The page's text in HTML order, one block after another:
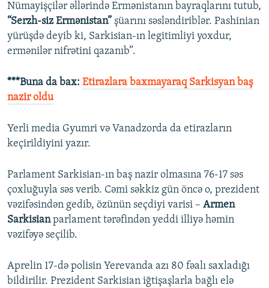
Nümayişçilər əllərində Ermənistanın bayraqlarını tutub,
“Serzh-siz Ermənistan” şüarını səsləndiriblər. Pashinian
yürüşdə deyib ki, Sarkisian-ın legitimliyi yoxdur,
ermənilər nifrətini qazanıb”.
***Buna da bax: Etirazlara baxmayaraq Sarkisyan baş
nazir oldu
Yerli media Gyumri və Vanadzorda da etirazların
keçirildiyini yazır.
Parlament Sarkisian-ın baş nazir olmasına 76-17 səs
çoxluğuyla səs verib. Cəmi səkkiz gün öncə o, prezident
vəzifəsindən gedib, özünün seçdiyi varisi – Armen
Sarkisianparlament tərəfindən yeddi illiyə həmin
vəzifəyə seçilib.
Aprelin 17-də polisin Yerevanda azı 80 fəalı saxladığı
bildirilir. Prezident Sarkisian iğtişaşlarla bağlı elə